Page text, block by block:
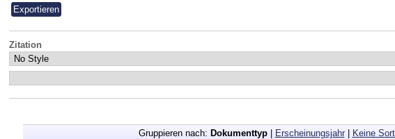
Zitation
Gruppieren nach: Dokumenttyp| Erscheinungsjahr| Keine